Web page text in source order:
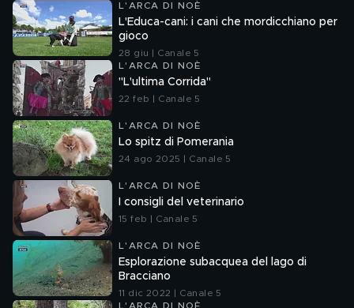
L'ARCA DI NOÈ
L'Educa-cani: i cani che mordicchiano per
gioco
28 giu | Canale 5
L'ARCA DI NOÈ
"L'ultima Corrida"
22 feb | Canale 5
L'ARCA DI NOÈ
Lo spitz di Pomerania
24 ago 2025 | Canale 5
L'ARCA DI NOÈ
I consigli del veterinario
15 feb | Canale 5
L'ARCA DI NOÈ
Esplorazione subacquea del lago di
Bracciano
11 dic 2022 | Canale 5
L'ARCA DI NOÈ